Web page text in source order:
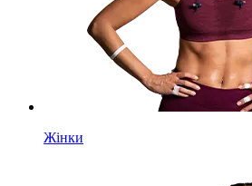
Жінки